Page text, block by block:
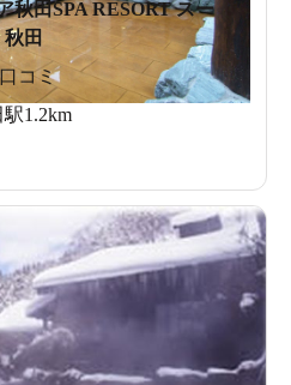
秋田SPA RESORT スー
田
コミ
1.2km